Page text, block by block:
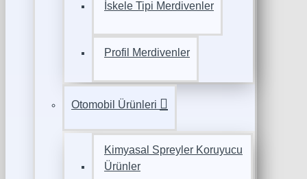
İskele Tipi Merdivenler
Profil Merdivenler
Otomobil Ürünleri
Kimyasal Spreyler Koruyucu
Ürünler